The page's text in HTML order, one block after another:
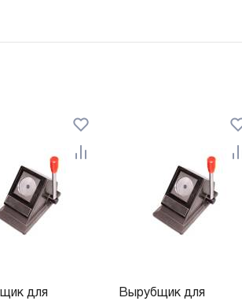
для
Вырубщик для